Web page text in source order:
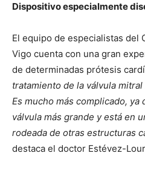
Dispositivo especialmente
El equipo de especialistas del
Vigo cuenta con una gran
de determinadas prótesis
tratamiento de la válvula
Es mucho más complicado, ya
válvula más grande y está en
rodeada de otras estructuras
destaca el doctor Estévez-